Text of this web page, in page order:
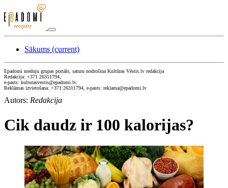
Sākums (current)
Epadomi meduju grupas portāls, saturu nodrošina Kultūras Vēstis.lv redakcija
Redakcija: +371 26311794,
e-pasts: kulturasvestis@epadomi.lv.
Reklāmas izvietošana: +371 26311794, e-pasts: reklama@epadomi.lv
Autors: Redakcija
Cik daudz ir 100 kalorijas?